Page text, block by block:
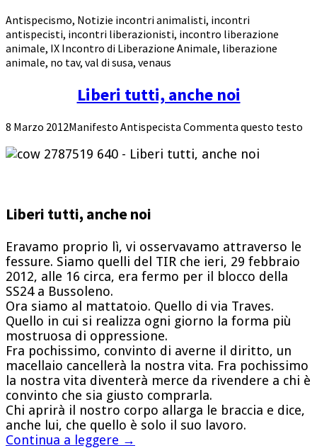
Antispecismo, Notizie incontri animalisti, incontri
antispecisti, incontri liberazionisti, incontro liberazione
animale, IX Incontro di Liberazione Animale, liberazione
animale, no tav, val di susa, venaus
Liberi tutti, anche noi
8 Marzo 2012Manifesto Antispecista Commenta questo testo
Liberi tutti, anche noi
Eravamo proprio lì, vi osservavamo attraverso le
fessure. Siamo quelli del TIR che ieri, 29 febbraio
2012, alle 16 circa, era fermo per il blocco della
SS24 a Bussoleno.
Ora siamo al mattatoio. Quello di via Traves.
Quello in cui si realizza ogni giorno la forma più
mostruosa di oppressione.
Fra pochissimo, convinto di averne il diritto, un
macellaio cancellerà la nostra vita. Fra pochissimo
la nostra vita diventerà merce da rivendere a chi è
convinto che sia giusto comprarla.
Chi aprirà il nostro corpo allarga le braccia e dice,
anche lui, che quello è solo il suo lavoro.
Continua a leggere →